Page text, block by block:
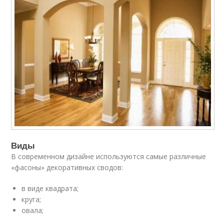
Виды
В современном дизайне используются самые различные
«фасоны» декоративных сводов:
в виде квадрата;
круга;
овала;